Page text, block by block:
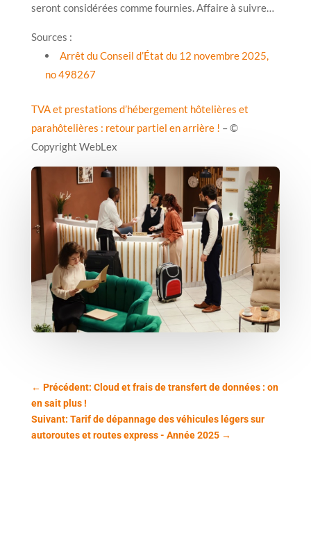
seront considérées comme fournies. Affaire à suivre…
Sources :
Arrêt du Conseil d’État du 12 novembre 2025,
no 498267
TVA et prestations d’hébergement hôtelières et
parahôtelières : retour partiel en arrière ! – ©
Copyright WebLex
← Précédent: Cloud et frais de transfert de données : on
en sait plus !
Suivant: Tarif de dépannage des véhicules légers sur
autoroutes et routes express - Année 2025→